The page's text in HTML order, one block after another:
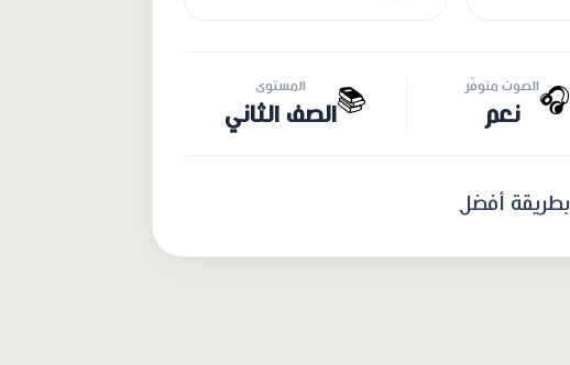
🎧الصوت متوفّر
نعم 📚 المستوى
الصف الثاني